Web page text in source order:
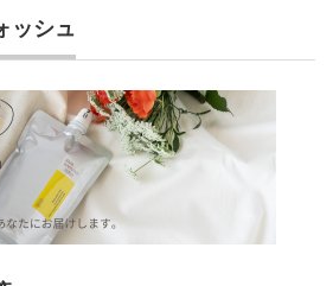
ッシュ